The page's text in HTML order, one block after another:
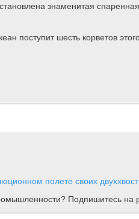
знаменитая
поступит шесть корветов
полете своих
Подпишитесь на